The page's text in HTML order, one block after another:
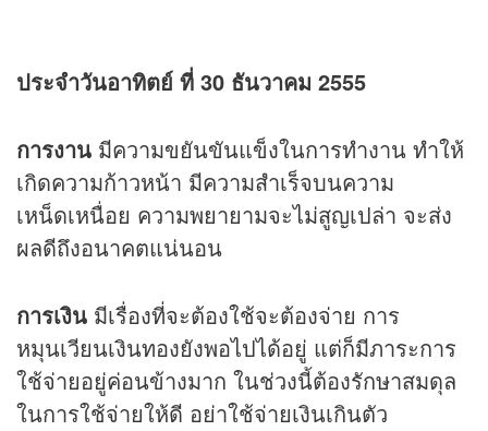
ประจำวันอาทิตย์ ที่ 30 ธันวาคม 2555
การงาน มีความขยันขันแข็งในการทำงาน ทำให้
เกิดความก้าวหน้า มีความสำเร็จบนความ
เหน็ดเหนื่อย ความพยายามจะไม่สูญเปล่า จะส่ง
ผลดีถึงอนาคตแน่นอน
การเงิน มีเรื่องที่จะต้องใช้จะต้องจ่าย การ
หมุนเวียนเงินทองยังพอไปได้อยู่ แต่ก็มีภาระการ
ใช้จ่ายอยู่ค่อนข้างมาก ในช่วงนี้ต้องรักษาสมดุล
ในการใช้จ่ายให้ดี อย่าใช้จ่ายเงินเกินตัว